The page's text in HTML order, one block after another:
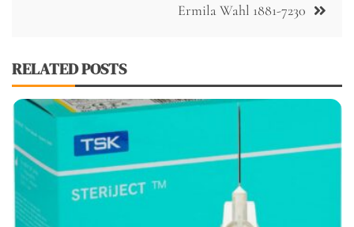
Ermila Wahl 1881-7230
RELATED POSTS